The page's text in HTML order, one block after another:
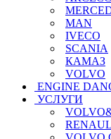
MAN
IVECO
SCANIA
КАМАЗ
VOLVO
ENGINE
УСЛУГИ